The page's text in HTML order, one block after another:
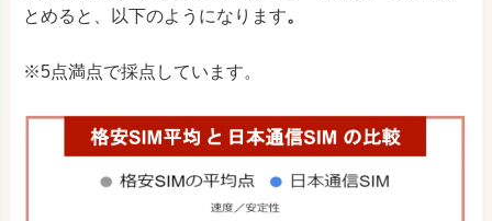
とめると、以下のようになります。
※5点満点で採点しています。